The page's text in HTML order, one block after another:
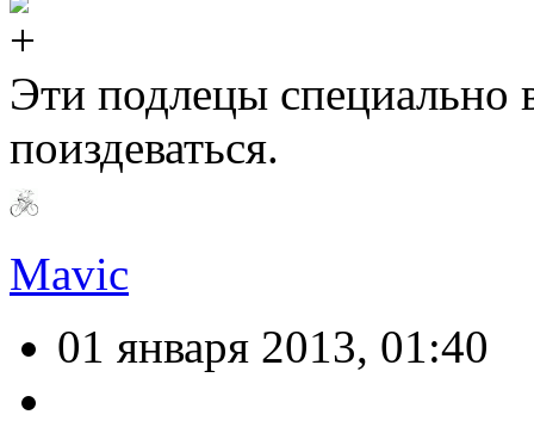
Эти подлецы специально
поиздеваться.
Mavic
01 января 2013, 01:40